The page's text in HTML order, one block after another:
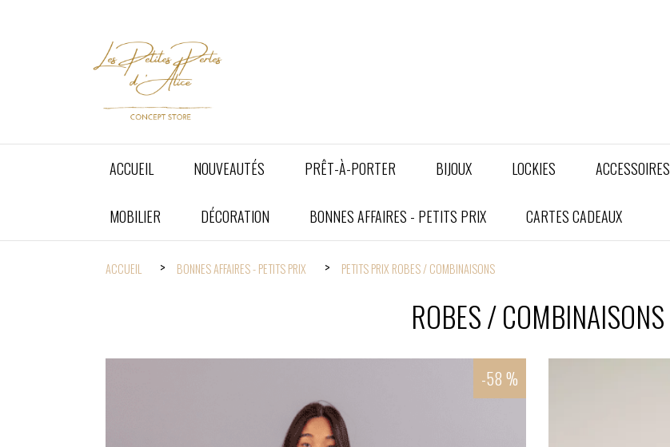
ACCUEIL NOUVEAUTÉS PRÊT-À-PORTER BIJOUX LOCKIES ACCESSOIRES
MOBILIER DÉCORATION BONNES AFFAIRES - PETITS PRIX CARTES CADEAUX
ACCUEIL BONNES AFFAIRES - PETITS PRIX PETITS PRIX ROBES / COMBINAISONS
ROBES / COMBINAISONS
-58 %